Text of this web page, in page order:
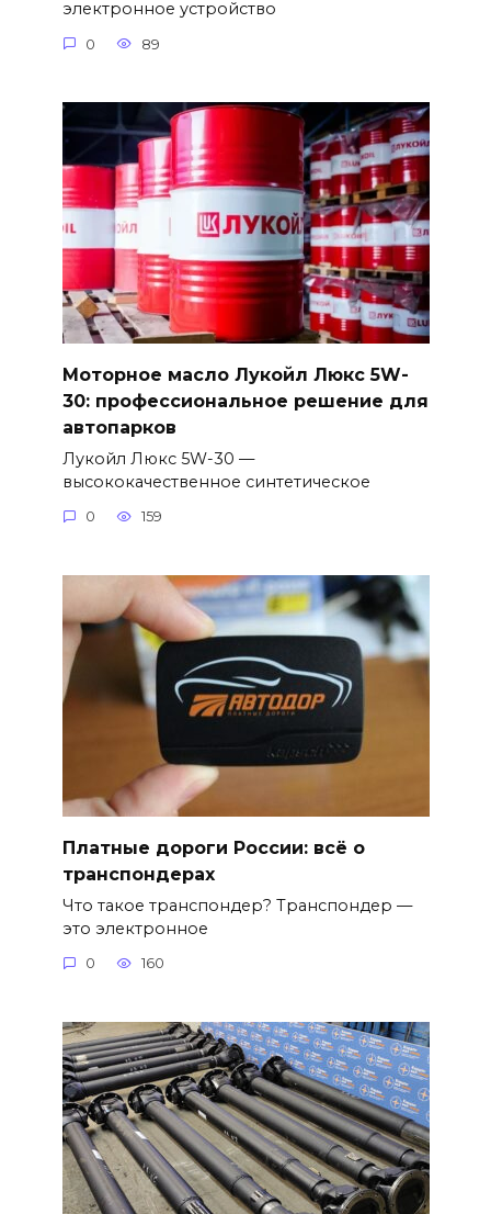
электронное устройство
0 89
Моторное масло Лукойл Люкс 5W-
30: профессиональное решение для
автопарков
Лукойл Люкс 5W-30 —
высококачественное синтетическое
0 159
Платные дороги России: всё о
транспондерах
Что такое транспондер? Транспондер —
это электронное
0 160